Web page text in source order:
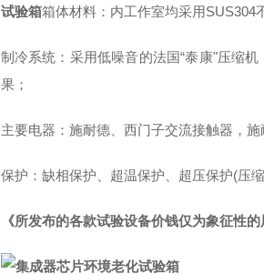
试验箱箱体材料：内工作室均采用SUS304
制冷系统：采用低噪音的法国“泰康"压缩
果；
主要电器：施耐德、西门子交流接触器，施
保护：缺相保护、超温保护、超压保护(压
《所发布的各款试验设备价钱仅为象征性的